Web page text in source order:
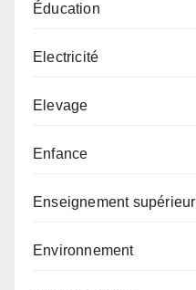
Éducation
Electricité
Elevage
Enfance
Enseignement supérieur
Environnement